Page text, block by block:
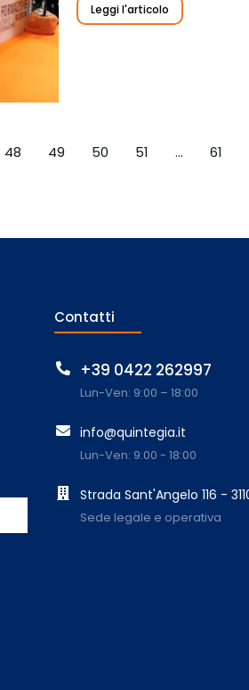
Leggi l'articolo
48 49 50 51 … 61
Contatti
+39 0422 262997
Lun-Ven: 9:00 – 18:00
info@quintegia.it
Lun-Ven: 9:00 - 18:00
Strada Sant'Angelo 116 -
Sede legale e operativa